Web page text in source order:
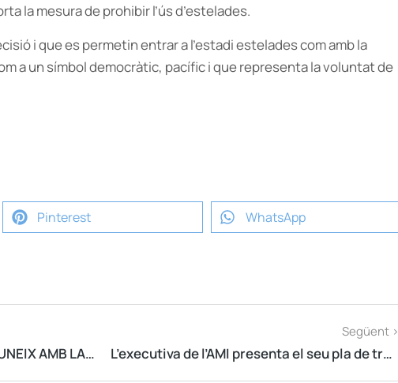
la mesura de prohibir l’ús d’estelades.
i que es permetin entrar a l’estadi estelades com amb la
a un símbol democràtic, pacífic i que representa la voluntat de
Pinterest WhatsApp
LA PRESIDENTA DE L’AMI ES REUNEIX AMB LA NOVA DIRECTIVA DE SÚMATE
Següent >
L’executiva de l’AMI presenta el seu pla de treball a Forcadell i reitera el suport al procés